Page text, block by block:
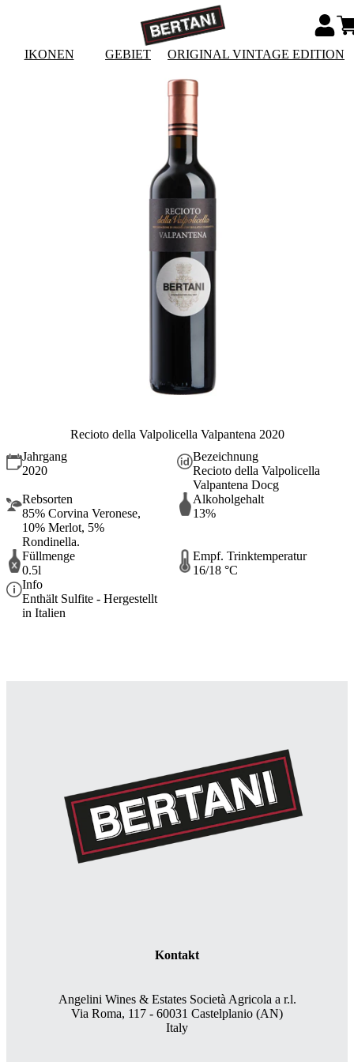
IKONEN GEBIET ORIGINAL VINTAGE EDITION
Recioto della Valpolicella Valpantena 2020
Jahrgang
2020
Bezeichnung
Recioto della Valpolicella
Valpantena Docg
Rebsorten
85% Corvina Veronese,
10% Merlot, 5%
Rondinella.
Alkoholgehalt
13%
Füllmenge
0.5l
Empf. Trinktemperatur
16/18 °C
Info
Enthält Sulfite - Hergestellt
in Italien
Kontakt
Angelini Wines & Estates Società Agricola a r.l.
Via Roma, 117 - 60031 Castelplanio (AN)
Italy